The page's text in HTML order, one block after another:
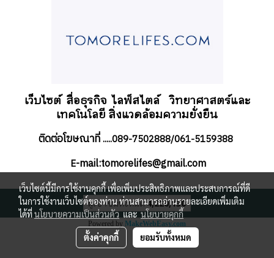
เว็บไซต์ สื่อธุรกิจไลฟ์สไตล์ วิทยาศาสตร์และ
เทคโนโลยี สิ่งแวดล้อมความยั่งยืน
ติดต่อโฆษณาที่.....089-7502888/061-5159388
E-mail:tomorelifes@gmail.com
ผู้เข้าชมทั้งหมด4,220,130
Powered by MakeWebEasy.com
เว็บไซต์นี้มีการใช้งานคุกกี้ เพื่อเพิ่มประสิทธิภาพและประสบการณ์ที่ดี
ในการใช้งานเว็บไซต์ของท่าน ท่านสามารถอ่านรายละเอียดเพิ่มเติม
ได้ที่นโยบายความเป็นส่วนตัวและนโยบายคุกกี้
ตั้งค่าคุกกี้ ยอมรับทั้งหมด